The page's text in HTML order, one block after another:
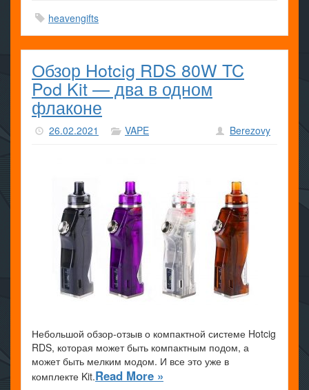
heavengifts
Обзор Hotcig RDS 80W TC
Pod Kit — два в одном
флаконе
26.02.2021 VAPE Berezovy
Небольшой обзор-отзыв о компактной системе Hotcig
RDS, которая может быть компактным подом, а
может быть мелким модом. И все это уже в
комплекте Kit.Read More »